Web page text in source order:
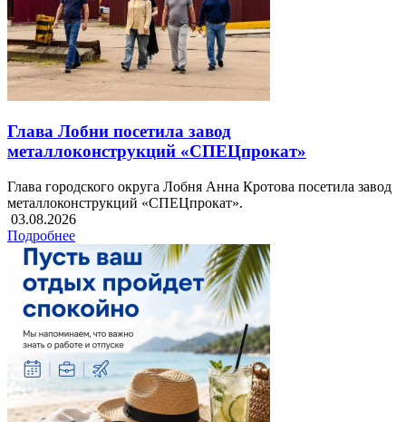
Глава Лобни посетила завод
металлоконструкций «СПЕЦпрокат»
Глава городского округа Лобня Анна Кротова посетила завод
металлоконструкций «СПЕЦпрокат».
03.08.2026
Подробнее